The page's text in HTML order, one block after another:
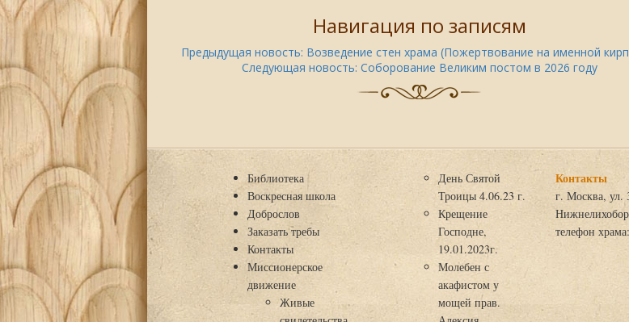
Навигация по записям
Предыдущая новость: Возведение стен храма (Пожертвование на именной
Следующая новость: Соборование Великим постом в 2026 году
Библиотека
Воскресная школа
Доброслов
Заказать требы
Контакты
Миссионерское
движение
Живые
День Святой
Троицы 4.06.23 г.
Крещение
Господне,
19.01.2023г.
Молебен с
акафистом у
мощей прав.
Контакты
г. Москва, ул.
телефон